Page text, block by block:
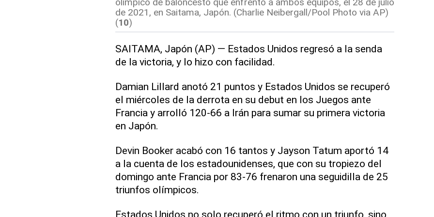
de 2021, en Saitama, Japón. (Charlie Neibergall/Pool Photo via AP)
(10)
SAITAMA, Japón (AP) — Estados Unidos regresó a la senda
de la victoria, y lo hizo con facilidad.
Damian Lillard anotó 21 puntos y Estados Unidos se recuperó
el miércoles de la derrota en su debut en los Juegos ante
Francia y arrolló 120-66 a Irán para sumar su primera victoria
en Japón.
Devin Booker acabó con 16 tantos y Jayson Tatum aportó 14
a la cuenta de los estadounidenses, que con su tropiezo del
domingo ante Francia por 83-76 frenaron una seguidilla de 25
triunfos olímpicos.
Estados Unidos no solo recuperó el ritmo con un triunfo, sino